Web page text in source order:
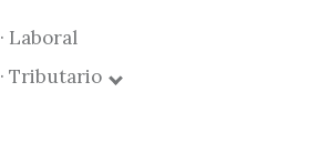
· Laboral
· Tributario